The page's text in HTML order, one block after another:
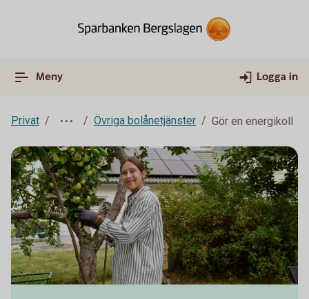
Meny Logga in
Privat Övriga bolånetjänster Gör en energikoll